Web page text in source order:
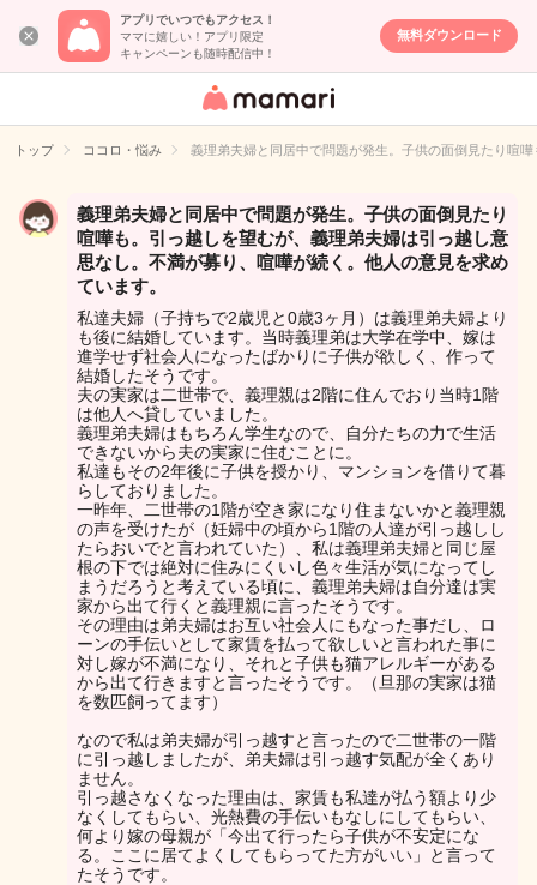
アプリでいつでもアクセス！
ママに嬉しい！アプリ限定
キャンペーンも随時配信中！
無料ダウンロード
女性専用匿名QA
イト
トップ ココロ・悩み 義理弟夫婦と同居中で問題が発生。子供の面倒見たり喧
義理弟夫婦と同居中で問題が発生。子供の面倒見たり
喧嘩も。引っ越しを望むが、義理弟夫婦は引っ越し意
思なし。不満が募り、喧嘩が続く。他人の意見を求め
ています。
私達夫婦（子持ちで2歳児と0歳3ヶ月）は義理弟夫婦より
も後に結婚しています。当時義理弟は大学在学中、嫁は
進学せず社会人になったばかりに子供が欲しく、作って
結婚したそうです。
夫の実家は二世帯で、義理親は2階に住んでおり当時1階
は他人へ貸していました。
義理弟夫婦はもちろん学生なので、自分たちの力で生活
できないから夫の実家に住むことに。
私達もその2年後に子供を授かり、マンションを借りて暮
らしておりました。
一昨年、二世帯の1階が空き家になり住まないかと義理親
の声を受けたが（妊婦中の頃から1階の人達が引っ越しし
たらおいでと言われていた）、私は義理弟夫婦と同じ屋
根の下では絶対に住みにくいし色々生活が気になってし
まうだろうと考えている頃に、義理弟夫婦は自分達は実
家から出て行くと義理親に言ったそうです。
その理由は弟夫婦はお互い社会人にもなった事だし、ロ
ーンの手伝いとして家賃を払って欲しいと言われた事に
対し嫁が不満になり、それと子供も猫アレルギーがある
から出て行きますと言ったそうです。（旦那の実家は猫
を数匹飼ってます）
なので私は弟夫婦が引っ越すと言ったので二世帯の一階
に引っ越しましたが、弟夫婦は引っ越す気配が全くあり
ません。
引っ越さなくなった理由は、家賃も私達が払う額より少
なくしてもらい、光熱費の手伝いもなしにしてもらい、
何より嫁の母親が「今出て行ったら子供が不安定にな
る。ここに居てよくしてもらってた方がいい」と言って
たそうです。